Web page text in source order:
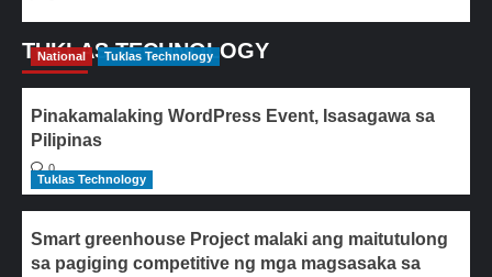
TUKLAS TECHNOLOGY
National Tuklas Technology
Pinakamalaking WordPress Event, Isasagawa sa
Pilipinas
0
Tuklas Technology
Smart greenhouse Project malaki ang maitutulong
sa pagiging competitive ng mga magsasaka sa